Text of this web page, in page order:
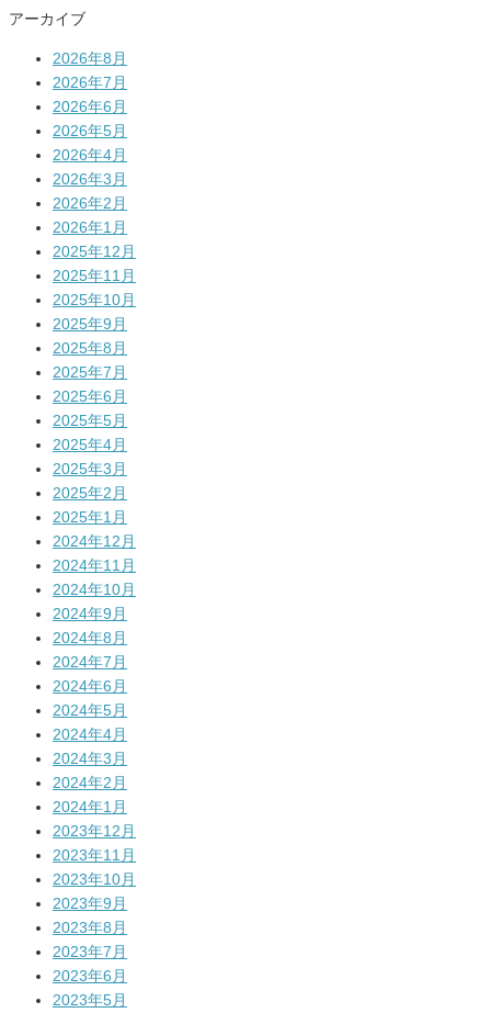
アーカイブ
2026年8月
2026年7月
2026年6月
2026年5月
2026年4月
2026年3月
2026年2月
2026年1月
2025年12月
2025年11月
2025年10月
2025年9月
2025年8月
2025年7月
2025年6月
2025年5月
2025年4月
2025年3月
2025年2月
2025年1月
2024年12月
2024年11月
2024年10月
2024年9月
2024年8月
2024年7月
2024年6月
2024年5月
2024年4月
2024年3月
2024年2月
2024年1月
2023年12月
2023年11月
2023年10月
2023年9月
2023年8月
2023年7月
2023年6月
2023年5月